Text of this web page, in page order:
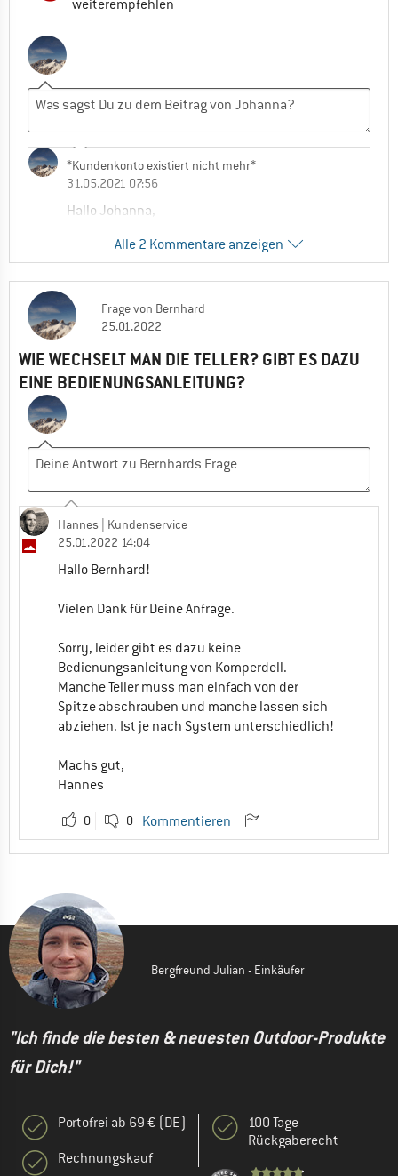
weiterempfehlen
*Kundenkonto existiert nicht mehr*
31.05.2021 07:56
Hallo Johanna,
bitte melde Dich hier noch einmal an die
bestellung@bergfreunde.de, dann finden
Problem.
Marco
Madlen
25.03.2024 09:37
Gleiches Problem habe ich auch. Diese Teller
passen nicht auf Tourenstöcke mit Vario-
Das sollte erwähnt werden bzw. ein anderes
sieht wieviele Verschlusspunkte der Teller
0 0 Kommentieren
Alle 2 Kommentare anzeigen
Fragevon Bernhard
25.01.2022
WIE WECHSELT MAN DIE TELLER? GIBT ES DAZU
EINE BEDIENUNGSANLEITUNG?
Hannes | Kundenservice
25.01.2022 14:04
Hallo Bernhard!
Vielen Dank für Deine Anfrage.
Sorry, leider gibt es dazu keine
Bedienungsanleitung von Komperdell.
Manche Teller muss man einfach von der
Spitze abschrauben und manche lassen sich
abziehen. Ist je nach System unterschiedlich!
Machs gut,
Hannes
0 0 Kommentieren
Bergfreund Julian - Einkäufer
"Ich finde die besten & neuesten Outdoor-Produkte
für Dich!"
Portofrei ab 69 € (DE)
Rechnungskauf
100 Tage
Rückgaberecht